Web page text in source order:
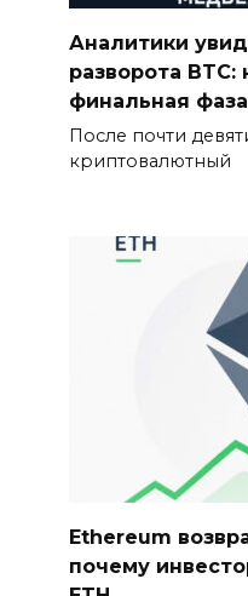
Аналитики
разворота BTC:
финальная
После почти
криптовалютный
Ethereum
почему